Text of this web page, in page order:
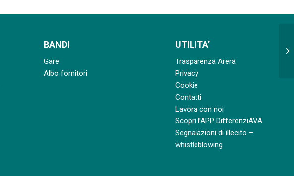
BANDI
Gare
Albo fornitori
UTILITA’
Trasparenza Arera
Privacy
Cookie
Contatti
Lavora con noi
Scopri l’APP DifferenziAVA
Segnalazioni di illecito –
whistleblowing